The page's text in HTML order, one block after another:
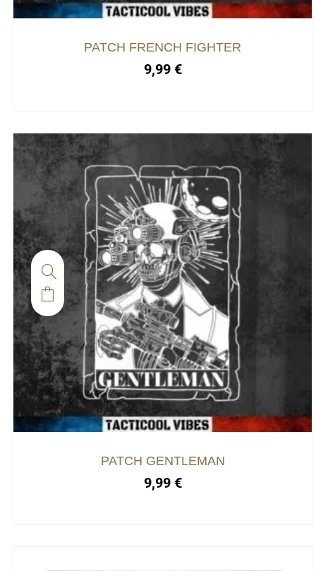
PATCH FRENCH FIGHTER
9,99 €
PATCH GENTLEMAN
9,99 €